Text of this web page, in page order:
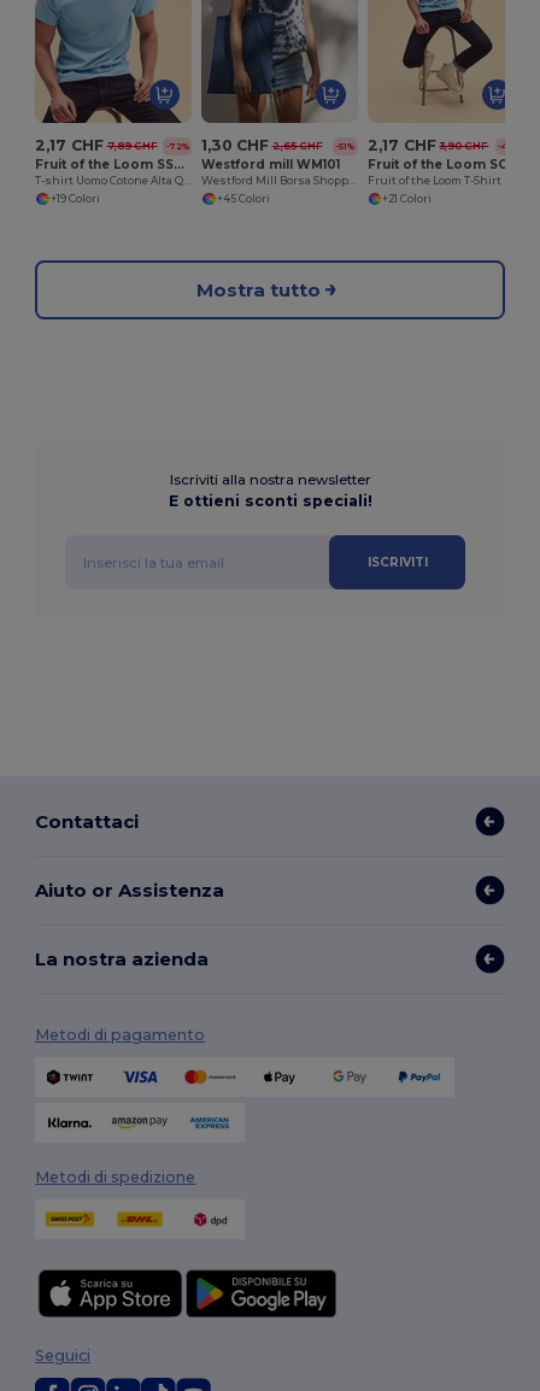
2,17 CHF 7,89 CHF -72%
Fruit of the Loom SS048
T-shirt Uomo Cotone Alta Qualità
+19 Colori
1,30 CHF 2,65 CHF -51%
Westford mill WM101
Westford Mill Borsa Shopper in Cotone Personalizzabile
+45 Colori
2,17 CHF 3,90 CHF -44%
Fruit of the Loom SC6
+21 Colori
Mostra tutto
Iscriviti alla nostra newsletter
E ottieni sconti speciali!
ISCRIVITI
Contattaci
Aiuto or Assistenza
La nostra azienda
Metodi di pagamento
Metodi di spedizione
Seguici